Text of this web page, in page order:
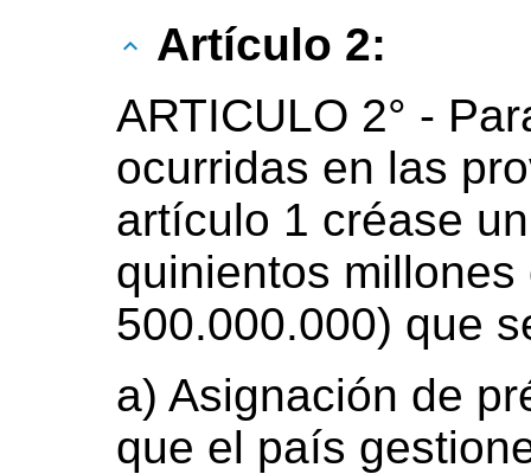
Artículo 2:
ARTICULO 2° -
ocurridas en las
artículo 1 créase
quinientos
500.000.000) que
a) Asignación de
que el país